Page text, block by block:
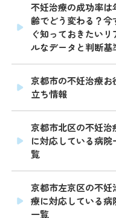
不妊治療の成功率は
齢でどう変わる？今
ぐ知っておきたいリ
ルなデータと判断基
京都市の不妊治療お
立ち情報
京都市北区の不妊治
に対応している病院
覧
京都市左京区の不妊
療に対応している病
一覧